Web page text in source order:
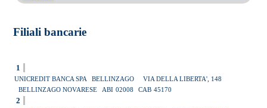
Filiali bancarie
1
UNICREDIT BANCA SPA BELLINZAGO
VIA DELLA LIBERTA', 148
BELLINZAGO NOVARESE
ABI 02008 CAB 45170
2